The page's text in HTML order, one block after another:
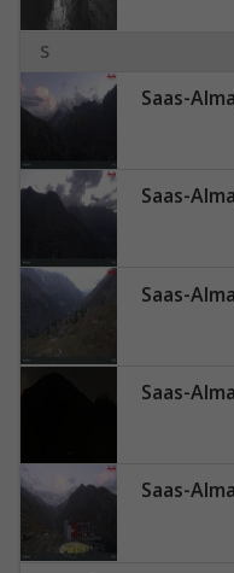
S
Saas-
Saas-
Saas-
Saas-
Saas-